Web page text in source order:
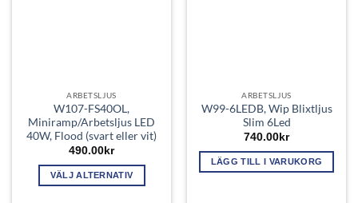
ARBETSLJUS
W107-FS40OL,
Miniramp/Arbetsljus LED
40W, Flood (svart eller vit)
490.00 kr
VÄLJ ALTERNATIV
ARBETSLJUS
W99-6LEDB, Wip Blixtljus
Slim 6Led
740.00 kr
LÄGG TILL I VARUKORG